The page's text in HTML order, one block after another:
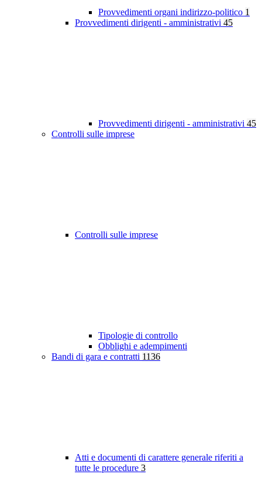
Provvedimenti organi indirizzo-politico 1
Provvedimenti dirigenti - amministrativi 45
Provvedimenti dirigenti - amministrativi 45
Controlli sulle imprese
Controlli sulle imprese
Tipologie di controllo
Obblighi e adempimenti
Bandi di gara e contratti 1136
Atti e documenti di carattere generale riferiti a
tutte le procedure 3